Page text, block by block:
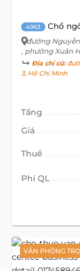
4963 Chổ
đường
, phường Xuân
Địa chỉ cũ:
3, Hồ Chí Minh
Tầng
Giá
Thuế
Phí QL
VĂN PHÒNG